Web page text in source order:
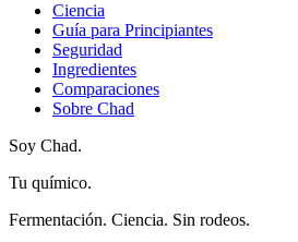
Ciencia
Guía para Principiantes
Seguridad
Ingredientes
Comparaciones
Sobre Chad
Soy Chad.
Tu químico.
Fermentación. Ciencia. Sin rodeos.